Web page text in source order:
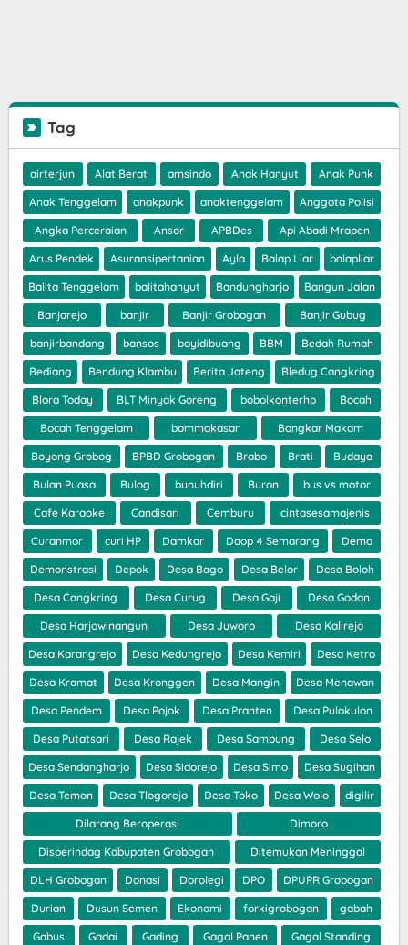
Tag
airterjun Alat Berat amsindo Anak Hanyut Anak Punk
Anak Tenggelam anakpunk anaktenggelam Anggota Polisi
Angka Perceraian Ansor APBDes Api Abadi Mrapen
Arus Pendek Asuransipertanian Ayla Balap Liar balapliar
Balita Tenggelam balitahanyut Bandungharjo Bangun Jalan
Banjarejo banjir Banjir Grobogan Banjir Gubug
banjirbandang bansos bayidibuang BBM Bedah Rumah
Bediang Bendung Klambu Berita Jateng Bledug Cangkring
Blora Today BLT Minyak Goreng bobolkonterhp Bocah
Bocah Tenggelam bommakasar Bongkar Makam
Boyong Grobog BPBD Grobogan Brabo Brati Budaya
Bulan Puasa Bulog bunuhdiri Buron bus vs motor
Cafe Karaoke Candisari Cemburu cintasesamajenis
Curanmor curi HP Damkar Daop 4 Semarang Demo
Demonstrasi Depok Desa Bago Desa Belor Desa Boloh
Desa Cangkring Desa Curug Desa Gaji Desa Godan
Desa Harjowinangun Desa Juworo Desa Kalirejo
Desa Karangrejo Desa Kedungrejo Desa Kemiri Desa Ketro
Desa Kramat Desa Kronggen Desa Mangin Desa Menawan
Desa Pendem Desa Pojok Desa Pranten Desa Pulokulon
Desa Putatsari Desa Rajek Desa Sambung Desa Selo
Desa Sendangharjo Desa Sidorejo Desa Simo Desa Sugihan
Desa Temon Desa Tlogorejo Desa Toko Desa Wolo digilir
Dilarang Beroperasi Dimoro
Disperindag Kabupaten Grobogan Ditemukan Meninggal
DLH Grobogan Donasi Dorolegi DPO DPUPR Grobogan
Durian Dusun Semen Ekonomi forkigrobogan gabah
Gabus Gadai Gading Gagal Panen Gagal Standing